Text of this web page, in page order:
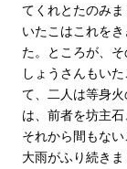
てくれとたのみま
いたこはこれを
た。ところが、
しょうさんもい
て、二人は等身
は、前者を坊主
それから間もな
大雨がふり続きま